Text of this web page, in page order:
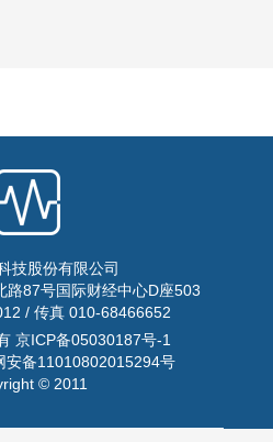
技股份有限公司
路87号国际财经中心D座503
/ 传真 010-68466652
京ICP备05030187号-1
安备11010802015294号
© 2011